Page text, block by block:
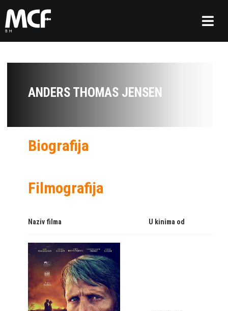
ANDERS THOMAS JENSEN
Biografija
Filmografija
Naziv filma U kinima od